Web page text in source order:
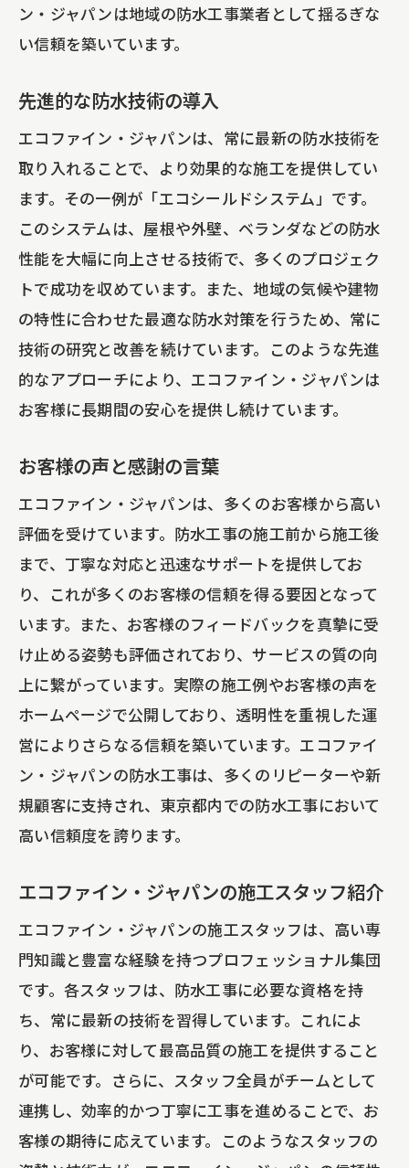
ン・ジャパンは地域の防水工事業者として揺るぎな
い信頼を築いています。
先進的な防水技術の導入
エコファイン・ジャパンは、常に最新の防水技術を
取り入れることで、より効果的な施工を提供してい
ます。その一例が「エコシールドシステム」です。
このシステムは、屋根や外壁、ベランダなどの防水
性能を大幅に向上させる技術で、多くのプロジェク
トで成功を収めています。また、地域の気候や建物
の特性に合わせた最適な防水対策を行うため、常に
技術の研究と改善を続けています。このような先進
的なアプローチにより、エコファイン・ジャパンは
お客様に長期間の安心を提供し続けています。
お客様の声と感謝の言葉
エコファイン・ジャパンは、多くのお客様から高い
評価を受けています。防水工事の施工前から施工後
まで、丁寧な対応と迅速なサポートを提供してお
り、これが多くのお客様の信頼を得る要因となって
います。また、お客様のフィードバックを真摯に受
け止める姿勢も評価されており、サービスの質の向
上に繋がっています。実際の施工例やお客様の声を
ホームページで公開しており、透明性を重視した運
営によりさらなる信頼を築いています。エコファイ
ン・ジャパンの防水工事は、多くのリピーターや新
規顧客に支持され、東京都内での防水工事において
高い信頼度を誇ります。
エコファイン・ジャパンの施工スタッフ紹介
エコファイン・ジャパンの施工スタッフは、高い専
門知識と豊富な経験を持つプロフェッショナル集団
です。各スタッフは、防水工事に必要な資格を持
ち、常に最新の技術を習得しています。これによ
り、お客様に対して最高品質の施工を提供すること
が可能です。さらに、スタッフ全員がチームとして
連携し、効率的かつ丁寧に工事を進めることで、お
客様の期待に応えています。このようなスタッフの